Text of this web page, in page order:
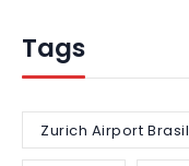
Tags
Zurich Airport Brasil